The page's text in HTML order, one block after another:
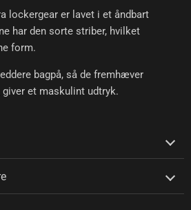
lockergear er lavet i et åndbart
har den sorte striber, hvilket
form.
bagpå, så de fremhæver
et maskulint udtryk.